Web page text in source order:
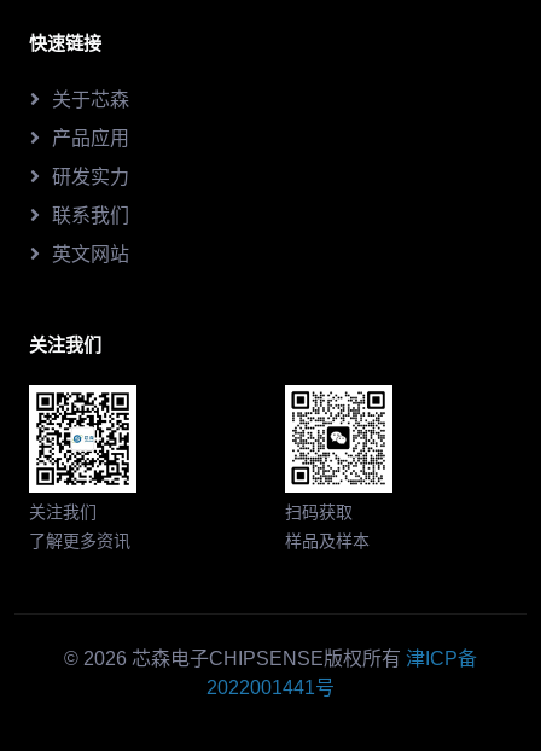
快速链接
关于芯森
产品应用
研发实力
联系我们
英文网站
关注我们
关注我们
了解更多资讯
扫码获取
样品及样本
© 2026 芯森电子CHIPSENSE版权所有 津ICP备
2022001441号